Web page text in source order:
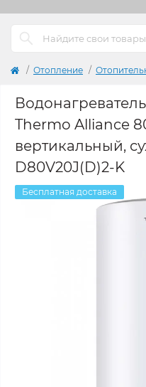
Отопление
Thermo Alliance
вертикальный,
D80V20J(D)2-K
Бесплатная доставка